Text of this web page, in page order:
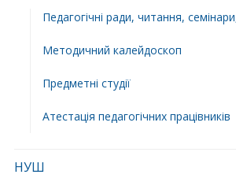
Педагогічні ради, читання,
Методичний калейдоскоп
Предметні студії
Атестація педагогічних працівників
НУШ